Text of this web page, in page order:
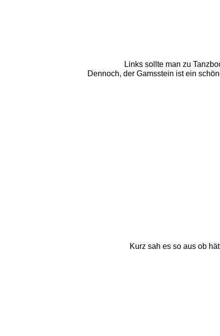
Links sollte man zu
Dennoch, der Gamsstein ist ein
Kurz sah es so aus ob